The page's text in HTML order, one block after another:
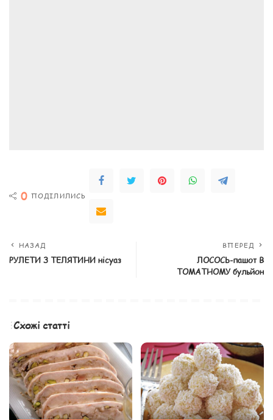
0 ПОДІЛИЛИСЬ
НАЗАД
РУЛЕТИ З ТЕЛЯТИНИ нісуаз
ВПЕРЕД
ЛОСОСЬ-пашот В
ТОМАТНОМУ бульйон
Схожі статті